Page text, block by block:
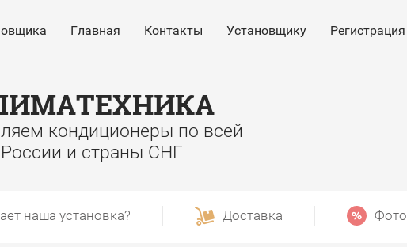
Главная Контакты Установщику Регистрация
кондиционеры по всей
России и страны СНГ
наша установка? Доставка